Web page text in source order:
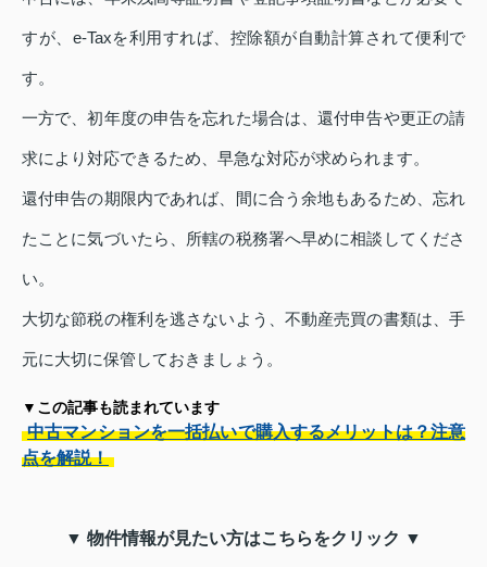
すが、e-Taxを利用すれば、控除額が自動計算されて便利で
す。
一方で、初年度の申告を忘れた場合は、還付申告や更正の請
求により対応できるため、早急な対応が求められます。
還付申告の期限内であれば、間に合う余地もあるため、忘れ
たことに気づいたら、所轄の税務署へ早めに相談してくださ
い。
大切な節税の権利を逃さないよう、不動産売買の書類は、手
元に大切に保管しておきましょう。
▼この記事も読まれています
中古マンションを一括払いで購入するメリットは？注意
点を解説！
▼ 物件情報が見たい方はこちらをクリック ▼